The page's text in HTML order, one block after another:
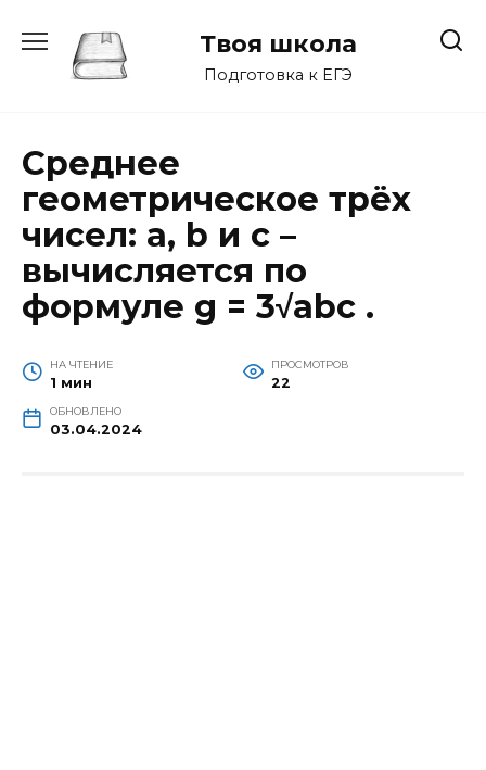
содержанию
Твоя школа
Подготовка к ЕГЭ
Среднее
геометрическое трёх
чисел: a, b и c –
вычисляется по
формуле g = 3√abc .
НА ЧТЕНИЕ
1 мин
ПРОСМОТРОВ
22
ОБНОВЛЕНО
03.04.2024